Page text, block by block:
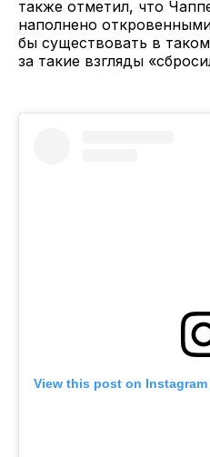
также отметил, что
наполнено
бы существовать в
за такие взгляды
View this post on Instagram